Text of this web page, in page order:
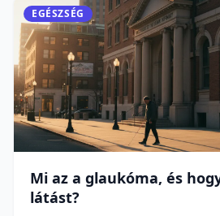
EGÉSZSÉG
Mi az a glaukóma, és
látást?